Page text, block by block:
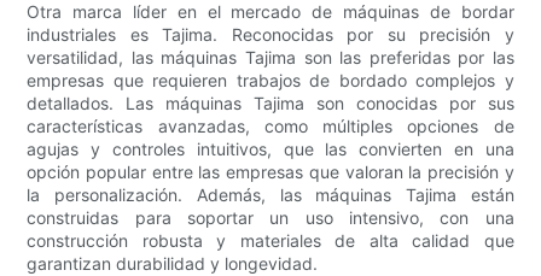
Otra marca líder en el mercado de máquinas de bordar
industriales es Tajima. Reconocidas por su precisión y
versatilidad, las máquinas Tajima son las preferidas por las
empresas que requieren trabajos de bordado complejos y
detallados. Las máquinas Tajima son conocidas por sus
características avanzadas, como múltiples opciones de
agujas y controles intuitivos, que las convierten en una
opción popular entre las empresas que valoran la precisión y
la personalización. Además, las máquinas Tajima están
construidas para soportar un uso intensivo, con una
construcción robusta y materiales de alta calidad que
garantizan durabilidad y longevidad.